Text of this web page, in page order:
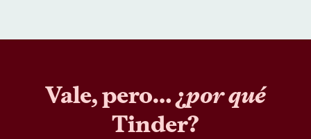
Vale, pero… ¿por qué
Tinder?